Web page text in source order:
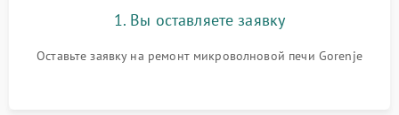
1. Вы оставляете заявку
Оставьте заявку на ремонт микроволновой печи Gorenje